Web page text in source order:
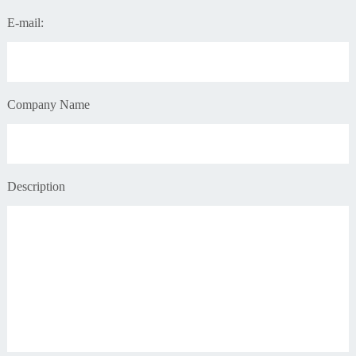
E-mail:
Company Name
Description